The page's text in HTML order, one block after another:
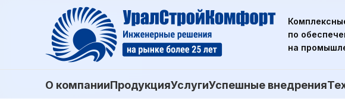
по
на
О компанииПродукцияУслугиУспешные внедрения